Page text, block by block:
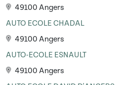
49100 Angers
AUTO ECOLE CHADAL
49100 Angers
AUTO-ECOLE ESNAULT
49100 Angers